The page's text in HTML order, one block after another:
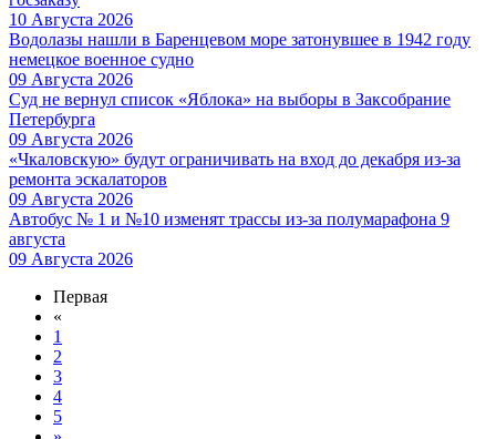
10 Августа 2026
Водолазы нашли в Баренцевом море затонувшее в 1942 году
немецкое военное судно
09 Августа 2026
Суд не вернул список «Яблока» на выборы в Заксобрание
Петербурга
09 Августа 2026
«Чкаловскую» будут ограничивать на вход до декабря из-за
ремонта эскалаторов
09 Августа 2026
Автобус № 1 и №10 изменят трассы из-за полумарафона 9
августа
09 Августа 2026
Первая
«
1
2
3
4
5